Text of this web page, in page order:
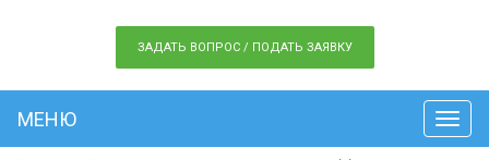
ЗАДАТЬ ВОПРОС / ПОДАТЬ ЗАЯВКУ
МЕНЮ